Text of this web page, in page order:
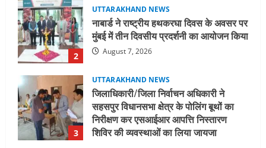
3
जिलाधिकारी/जिला निर्वाचन अधिकारी ने
सहसपुर विधानसभा क्षेत्र के पोलिंग बूथों का
निरीक्षण कर एसआईआर आपत्ति निस्तारण
शिविर की व्यवस्थाओं का लिया जायजा
4
UTTARAKHAND NEWS
तीलू रौतेली पुरस्कार के लिए 13 वीरांगनाओं का
चयन : रेखा आर्या
August 6, 2026